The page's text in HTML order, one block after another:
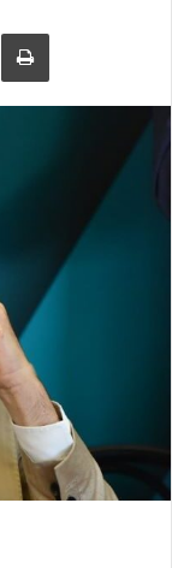
Telegram